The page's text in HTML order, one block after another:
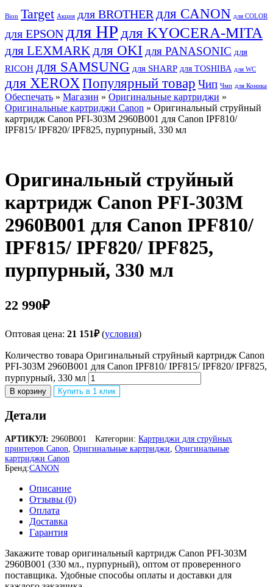
Bion Target Акция для BROTHER для CANON для COLOR
для EPSON для HP для KYOCERA-MITA
для LEXMARK для OKI для PANASONIC для
RICOH для SAMSUNG для SHARP для TOSHIBA для WC
для XEROX Популярный товар Чип Чмп для Коника
Обеспечать » Магазин » Оригинальные картриджи »
Оригинальные картриджи Canon » Оригинальный струйный
картридж Canon PFI-303M 2960B001 для Canon IPF810/
IPF815/ IPF820/ IPF825, пурпурный, 330 мл
Оригинальный струйный
картридж Canon PFI-303M
2960B001 для Canon IPF810/
IPF815/ IPF820/ IPF825,
пурпурный, 330 мл
22 990₽
Оптовая цена: 21 151₽(условия)
Количество товара Оригинальный струйный картридж Canon
PFI-303M 2960B001 для Canon IPF810/ IPF815/ IPF820/ IPF825,
пурпурный, 330 мл
В корзину Купить в 1 клик
Детали
АРТИКУЛ: 2960B001 Категории: Картриджи для струйных
принтеров Canon Оригинальные картриджи Оригинальные
картриджи Canon
Бренд:CANON
Описание
Отзывы (0)
Оплата
Доставка
Гарантия
Закажите товар оригинальный картридж Canon PFI-303M
2960B001 (330 мл., пурпурный), оптом от проверенного
поставщика. Удобные способы оплаты и доставки для